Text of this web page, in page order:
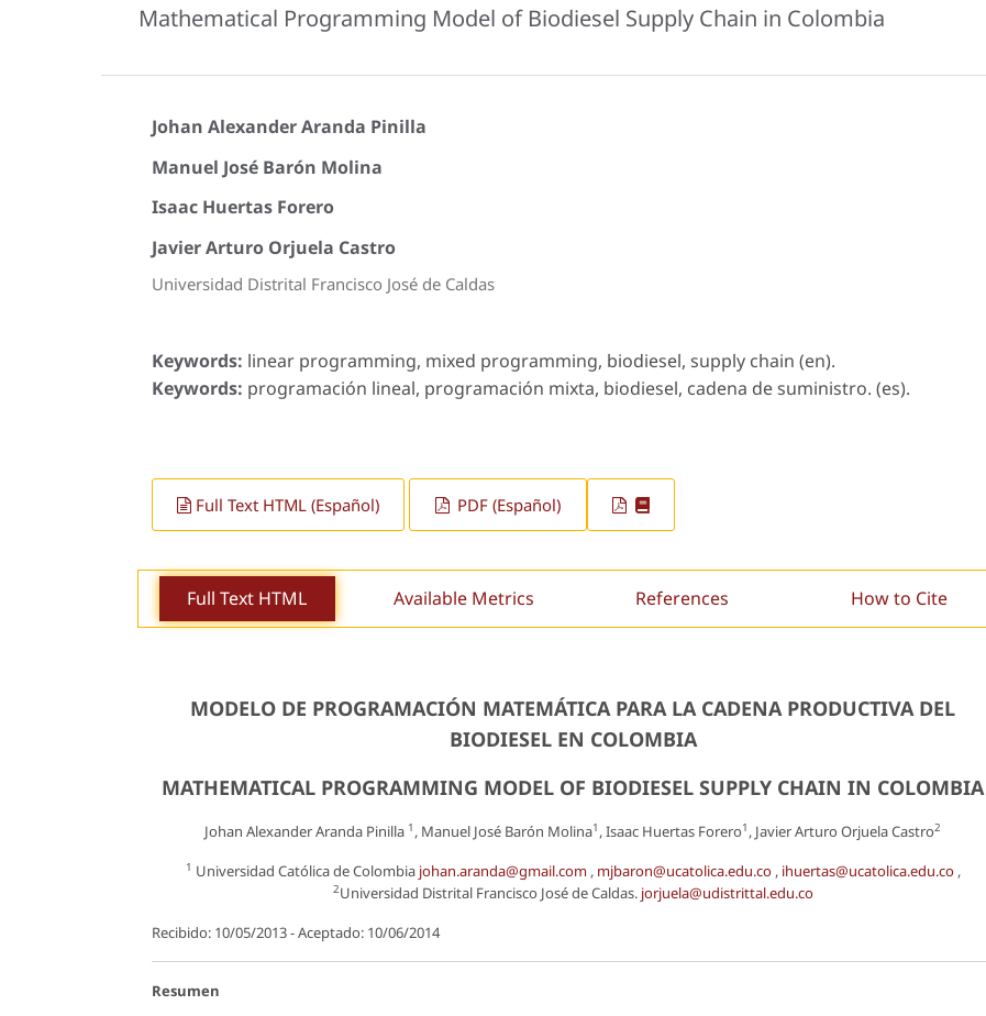
Mathematical Programming Model of Biodiesel Supply Chain in Colombia
Johan Alexander Aranda Pinilla
Manuel José Barón Molina
Isaac Huertas Forero
Javier Arturo Orjuela Castro
Universidad Distrital Francisco José de Caldas
Keywords: linear programming, mixed programming, biodiesel, supply chain (en).
Keywords: programación lineal, programación mixta, biodiesel, cadena de suministro. (es).
Full Text HTML (Español) PDF (Español)
Full Text HTML Available Metrics References How to Cite
MODELO DE PROGRAMACIÓN MATEMÁTICA PARA LA CADENA PRODUCTIVA DEL
BIODIESEL EN COLOMBIA
MATHEMATICAL PROGRAMMING MODEL OF BIODIESEL SUPPLY CHAIN IN COLOMBIA
Johan Alexander Aranda Pinilla 1 , Manuel José Barón Molina1 , Isaac Huertas Forero1 , Javier Arturo Orjuela Castro2
1 Universidad Católica de Colombia johan.aranda@gmail.com , mjbaron@ucatolica.edu.co , ihuertas@ucatolica.edu.co ,
2Universidad Distrital Francisco José de Caldas. jorjuela@udistrittal.edu.co
Recibido: 10/05/2013 - Aceptado: 10/06/2014
Resumen